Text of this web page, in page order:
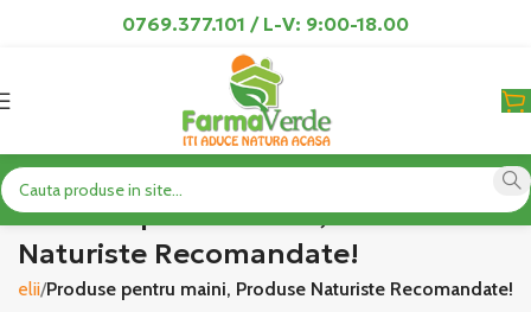
0769.377.101 / L-V: 9:00-18.00
Produse pentru maini, Produse
Naturiste Recomandate!
Produse pentru maini, Produse Naturiste Recomandate!